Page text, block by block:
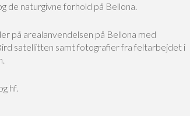
de naturgivne forhold på Bellona.
på arealanvendelsen på Bellona med
satellitten samt fotografier fra feltarbejdet i
hf.